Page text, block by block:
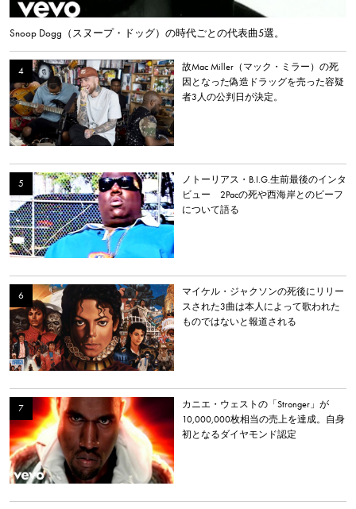
Snoop Dogg（スヌープ・ドッグ）の時代ごとの代表曲5選。
故Mac Miller（マック・ミラー）の死
因となった偽造ドラッグを売った容疑
者3人の公判日が決定。
ノトーリアス・B.I.G.生前最後のインタ
ビュー 2Pacの死や西海岸とのビーフ
について語る
マイケル・ジャクソンの死後にリリー
スされた3曲は本人によって歌われた
ものではないと報道される
カニエ・ウェストの「Stronger」が
10,000,000枚相当の売上を達成。自身
初となるダイヤモンド認定